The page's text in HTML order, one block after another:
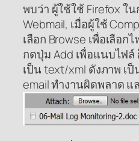
พบว่า ผู้ใช้ใช้ Firefox ใน
Webmail, เมื่อผู้ใช้
เลือก Browse เพื่อเลือก
กดปุ่ม Add เพื่อแนบไฟล์
เป็น text/xml ดังภาพ เ
email ทำงานผิดพลาด แ